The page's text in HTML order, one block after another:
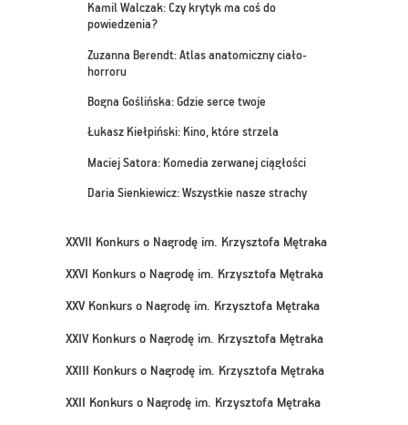
Kamil Walczak: Czy krytyk ma coś do
powiedzenia?
Zuzanna Berendt: Atlas anatomiczny ciało-
horroru
Bogna Goślińska: Gdzie serce twoje
Łukasz Kiełpiński: Kino, które strzela
Maciej Satora: Komedia zerwanej ciągłości
Daria Sienkiewicz: Wszystkie nasze strachy
XXVII Konkurs o Nagrodę im. Krzysztofa Mętraka
XXVI Konkurs o Nagrodę im. Krzysztofa Mętraka
XXV Konkurs o Nagrodę im. Krzysztofa Mętraka
XXIV Konkurs o Nagrodę im. Krzysztofa Mętraka
XXIII Konkurs o Nagrodę im. Krzysztofa Mętraka
XXII Konkurs o Nagrodę im. Krzysztofa Mętraka